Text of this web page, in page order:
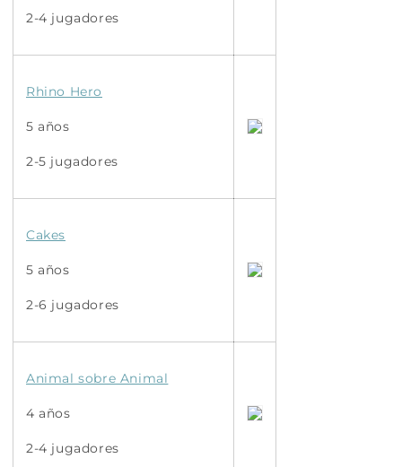
2-4 jugadores
Rhino Hero
5 años
2-5 jugadores
Cakes
5 años
2-6 jugadores
Animal sobre Animal
4 años
2-4 jugadores